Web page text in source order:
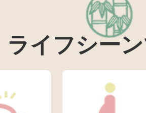
ライフシー